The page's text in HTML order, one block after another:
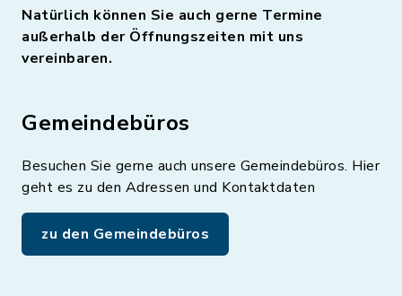
Natürlich können Sie auch gerne Termine
außerhalb der Öffnungszeiten mit uns
vereinbaren.
Gemeindebüros
Besuchen Sie gerne auch unsere Gemeindebüros. Hier
geht es zu den Adressen und Kontaktdaten
zu den Gemeindebüros